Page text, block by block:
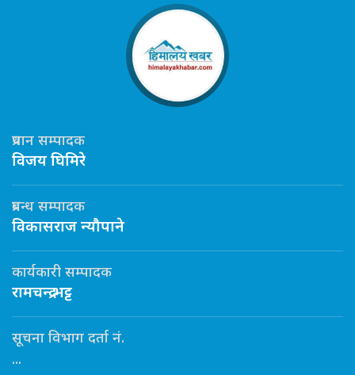
प्रधान सम्पादक
विजय घिमिरे
प्रबन्ध सम्पादक
विकासराज न्यौपाने
कार्यकारी सम्पादक
रामचन्द्र भट्ट
सूचना विभाग दर्ता नं.
...